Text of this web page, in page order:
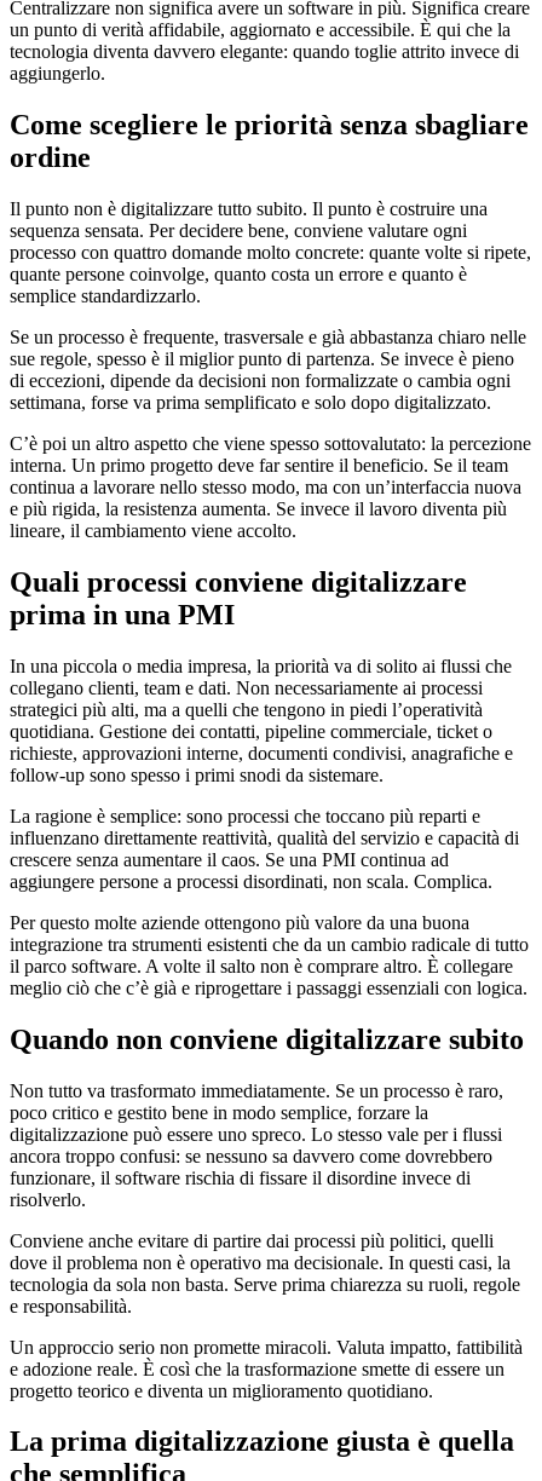
Centralizzare non significa avere un software in più. Significa creare
un punto di verità affidabile, aggiornato e accessibile. È qui che la
tecnologia diventa davvero elegante: quando toglie attrito invece di
aggiungerlo.
Come scegliere le priorità senza sbagliare
ordine
Il punto non è digitalizzare tutto subito. Il punto è costruire una
sequenza sensata. Per decidere bene, conviene valutare ogni
processo con quattro domande molto concrete: quante volte si ripete,
quante persone coinvolge, quanto costa un errore e quanto è
semplice standardizzarlo.
Se un processo è frequente, trasversale e già abbastanza chiaro nelle
sue regole, spesso è il miglior punto di partenza. Se invece è pieno
di eccezioni, dipende da decisioni non formalizzate o cambia ogni
settimana, forse va prima semplificato e solo dopo digitalizzato.
C’è poi un altro aspetto che viene spesso sottovalutato: la percezione
interna. Un primo progetto deve far sentire il beneficio. Se il team
continua a lavorare nello stesso modo, ma con un’interfaccia nuova
e più rigida, la resistenza aumenta. Se invece il lavoro diventa più
lineare, il cambiamento viene accolto.
Quali processi conviene digitalizzare
prima in una PMI
In una piccola o media impresa, la priorità va di solito ai flussi che
collegano clienti, team e dati. Non necessariamente ai processi
strategici più alti, ma a quelli che tengono in piedi l’operatività
quotidiana. Gestione dei contatti, pipeline commerciale, ticket o
richieste, approvazioni interne, documenti condivisi, anagrafiche e
follow-up sono spesso i primi snodi da sistemare.
La ragione è semplice: sono processi che toccano più reparti e
influenzano direttamente reattività, qualità del servizio e capacità di
crescere senza aumentare il caos. Se una PMI continua ad
aggiungere persone a processi disordinati, non scala. Complica.
Per questo molte aziende ottengono più valore da una buona
integrazione tra strumenti esistenti che da un cambio radicale di tutto
il parco software. A volte il salto non è comprare altro. È collegare
meglio ciò che c’è già e riprogettare i passaggi essenziali con logica.
Quando non conviene digitalizzare subito
Non tutto va trasformato immediatamente. Se un processo è raro,
poco critico e gestito bene in modo semplice, forzare la
digitalizzazione può essere uno spreco. Lo stesso vale per i flussi
ancora troppo confusi: se nessuno sa davvero come dovrebbero
funzionare, il software rischia di fissare il disordine invece di
risolverlo.
Conviene anche evitare di partire dai processi più politici, quelli
dove il problema non è operativo ma decisionale. In questi casi, la
tecnologia da sola non basta. Serve prima chiarezza su ruoli, regole
e responsabilità.
Un approccio serio non promette miracoli. Valuta impatto, fattibilità
e adozione reale. È così che la trasformazione smette di essere un
progetto teorico e diventa un miglioramento quotidiano.
La prima digitalizzazione giusta è quella
che semplifica